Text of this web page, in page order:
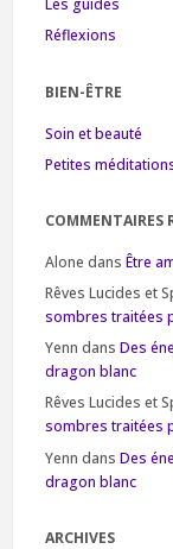
Les guides
Réflexions
BIEN-ÊTRE
Soin et beauté
Petites
COMMENTAIRES
Alone dans Être
Rêves Lucides et
sombres traitées
Yenn dans Des
dragon blanc
Rêves Lucides et
sombres traitées
Yenn dans Des
dragon blanc
ARCHIVES